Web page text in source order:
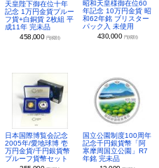
天皇陛下御在位十年
記念 1万円金貨プルー
フ貨+白銅貨 2枚組 平
成11年 完未品
458,000 円(税別)
昭和天皇様御在位60
年記念 10万円金貨 昭
和62年銘 ブリスター
パック入 未使用
430,000 円(税別)
日本国際博覧会記念
2005年/愛地球博 壱
万円金貨/千円銀貨幣
プルーフ貨幣セット
国立公園制度100周年
記念千円銀貨幣「阿
寒摩周国立公園」R7
年銘 完未品